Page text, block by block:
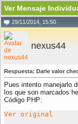
Ver Mensaje
29/11/2014, 15:50
nexus44
Respuesta: Darle valor
Pues intento manejarlo
los que son marcados
Código PHP:
Ver original